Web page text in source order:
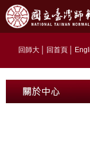
回師大 回首頁